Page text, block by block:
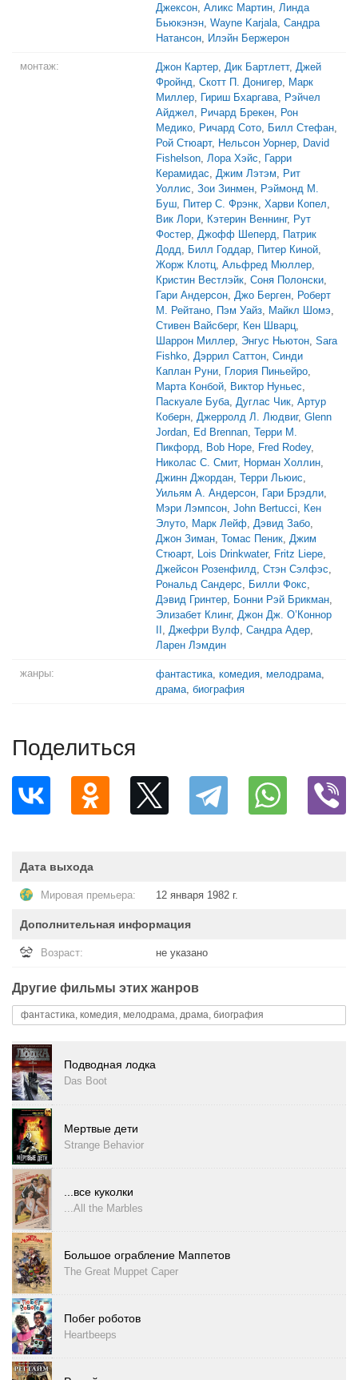
Джексон, Аликс Мартин, Линда
Бьюкэнэн, Wayne Karjala, Сандра
Натансон, Илэйн Бержерон
монтаж: Джон Картер, Дик Бартлетт, Джей
Фройнд, Скотт П. Донигер, Марк
Миллер, Гириш Бхаргава, Рэйчел
Айджел, Ричард Брекен, Рон
Медико, Ричард Сото, Билл Стефан,
Рой Стюарт, Нельсон Уорнер, David
Fishelson, Лора Хэйс, Гарри
Керамидас, Джим Лэтэм, Рит
Уоллис, Зои Зинмен, Рэймонд М.
Буш, Питер С. Фрэнк, Харви Копел,
Вик Лори, Кэтерин Веннинг, Рут
Фостер, Джофф Шеперд, Патрик
Додд, Билл Годдар, Питер Киной,
Жорж Клотц, Альфред Мюллер,
Кристин Вестлэйк, Соня Полонски,
Гари Андерсон, Джо Берген, Роберт
М. Рейтано, Пэм Уайз, Майкл Шомэ,
Стивен Вайсберг, Кен Шварц,
Шаррон Миллер, Энгус Ньютон, Sara
Fishko, Дэррил Саттон, Синди
Каплан Руни, Глория Пиньейро,
Марта Конбой, Виктор Нуньес,
Паскуале Буба, Дуглас Чик, Артур
Коберн, Джерролд Л. Людвиг, Glenn
Jordan, Ed Brennan, Терри М.
Пикфорд, Bob Hope, Fred Rodey,
Николас С. Смит, Норман Холлин,
Джинн Джордан, Терри Льюис,
Уильям А. Андерсон, Гари Брэдли,
Мэри Лэмпсон, John Bertucci, Кен
Элуто, Марк Лейф, Дэвид Забо,
Джон Зиман, Томас Пеник, Джим
Стюарт, Lois Drinkwater, Fritz Liepe,
Джейсон Розенфилд, Стэн Сэлфэс,
Рональд Сандерс, Билли Фокс,
Дэвид Гринтер, Бонни Рэй Брикман,
Элизабет Клинг, Джон Дж. О’Коннор
, Джефри Вулф, Сандра Адер,
Ларен Лэмдин
жанры: фантастика, комедия, мелодрама,
драма, биография
Поделиться
Дата выхода
Мировая премьера: 12 января 1982 г.
Дополнительная информация
Возраст: не указано
Другие фильмы этих жанров
фантастика, комедия, мелодрама, драма, биография
Подводная лодка
Das Boot
Мертвые дети
Strange Behavior
...все куколки
...All the Marbles
Большое ограбление Маппетов
The Great Muppet Caper
Побег роботов
Heartbeeps